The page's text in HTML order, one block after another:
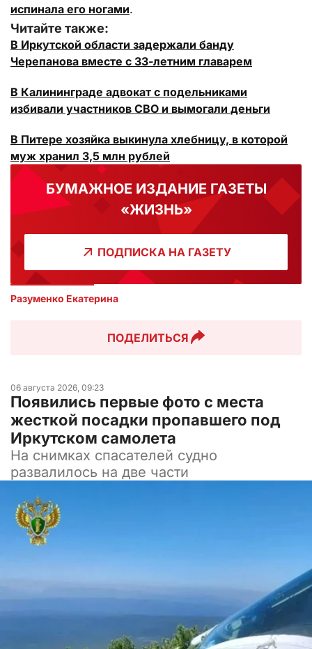
испинала его ногами.
Читайте также:
В Иркутской области задержали банду
Черепанова вместе с 33-летним главарем
В Калининграде адвокат с подельниками
избивали участников СВО и вымогали деньги
В Питере хозяйка выкинула хлебницу, в которой
муж хранил 3,5 млн рублей
БУМАЖНОЕ ИЗДАНИЕ ГАЗЕТЫ
«ЖИЗНЬ»
ПОДПИСКА НА ГАЗЕТУ
Разуменко Екатерина
ПОДЕЛИТЬСЯ
06 августа 2026, 09:23
Появились первые фото с места
жесткой посадки пропавшего под
Иркутском самолета
На снимках спасателей судно
развалилось на две части